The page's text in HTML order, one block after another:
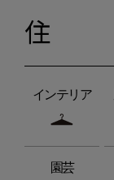
住
インテリア
園芸